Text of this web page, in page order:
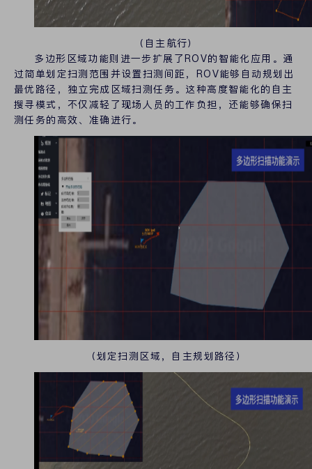
（自主航行）
多边形区域功能则进一步扩展了ROV的智能化应用。通
过简单划定扫测范围并设置扫测间距，ROV能够自动规划出
最优路径，独立完成区域扫测任务。这种高度智能化的自主
搜寻模式，不仅减轻了现场人员的工作负担，还能够确保扫
测任务的高效、准确进行。
（划定扫测区域，自主规划路径）